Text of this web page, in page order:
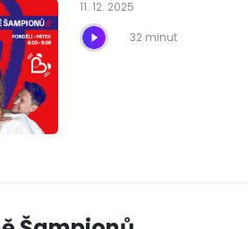
11. 12. 2025
32 minut